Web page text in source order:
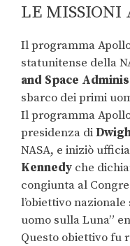
LE MISSIONI
Il programma
statunitense della
and Space
sbarco dei primi
Il programma
presidenza di
NASA, e iniziò
Kennedy che
congiunta al
l’obiettivo
uomo sulla Luna”
Questo obiettivo fu